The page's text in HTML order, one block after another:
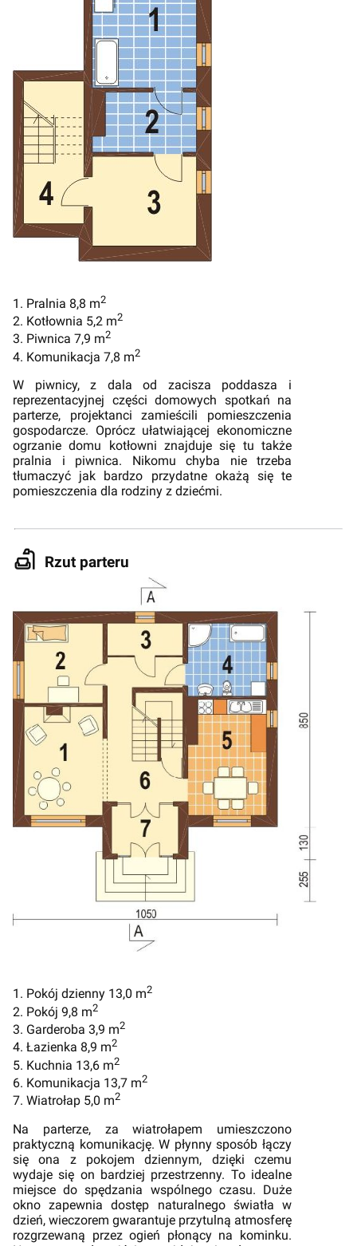
1. Pralnia 8,8 m2
2. Kotłownia 5,2 m2
3. Piwnica 7,9 m2
4. Komunikacja 7,8 m2
W piwnicy, z dala od zacisza poddasza i
reprezentacyjnej części domowych spotkań na
parterze, projektanci zamieścili pomieszczenia
gospodarcze. Oprócz ułatwiającej ekonomiczne
ogrzanie domu kotłowni znajduje się tu także
pralnia i piwnica. Nikomu chyba nie trzeba
tłumaczyć jak bardzo przydatne okażą się te
pomieszczenia dla rodziny z dziećmi.
Rzut parteru
1. Pokój dzienny 13,0 m2
2. Pokój 9,8 m2
3. Garderoba 3,9 m2
4. Łazienka 8,9 m2
5. Kuchnia 13,6 m2
6. Komunikacja 13,7 m2
7. Wiatrołap 5,0 m2
Na parterze, za wiatrołapem umieszczono
praktyczną komunikację. W płynny sposób łączy
się ona z pokojem dziennym, dzięki czemu
wydaje się on bardziej przestrzenny. To idealne
miejsce do spędzania wspólnego czasu. Duże
okno zapewnia dostęp naturalnego światła w
dzień, wieczorem gwarantuje przytulną atmosferę
rozgrzewaną przez ogień płonący na kominku.